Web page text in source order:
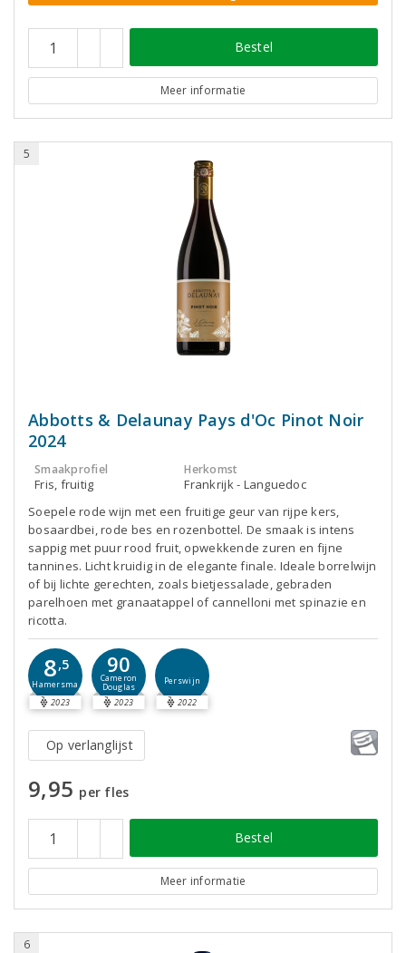
Bestel
Meer informatie
5
Abbotts & Delaunay Pays d'Oc Pinot Noir
2024
Smaakprofiel
Fris, fruitig
Herkomst
Frankrijk - Languedoc
Soepele rode wijn met een fruitige geur van rijpe kers,
bosaardbei, rode bes en rozenbottel. De smaak is intens
sappig met puur rood fruit, opwekkende zuren en fijne
tannines. Licht kruidig in de elegante finale. Ideale borrelwijn
of bij lichte gerechten, zoals bietjessalade, gebraden
parelhoen met granaatappel of cannelloni met spinazie en
ricotta.
8,5
Hamersma
2023
90
Cameron
Douglas
2023
Perswijn
2022
Op verlanglijst
9,95 per fles
Bestel
Meer informatie
6